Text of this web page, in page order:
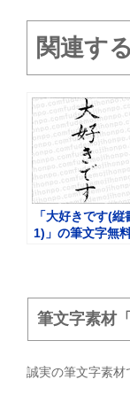
関連す
「大好きです(縦
1)」の筆文字無
筆文字素材
誠実の筆文字素材